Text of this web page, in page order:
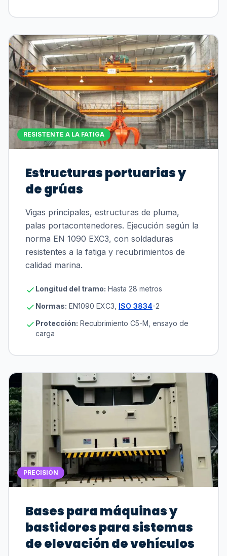
RESISTENTE A LA FATIGA
Estructuras portuarias y
de grúas
Vigas principales, estructuras de pluma,
palas portacontenedores. Ejecución según la
norma EN 1090 EXC3, con soldaduras
resistentes a la fatiga y recubrimientos de
calidad marina.
Longitud del tramo: Hasta 28 metros
Normas: EN1090 EXC3, ISO 3834-2
Protección: Recubrimiento C5-M, ensayo de
carga
PRECISIÓN
Bases para máquinas y
bastidores para sistemas
de elevación de vehículos